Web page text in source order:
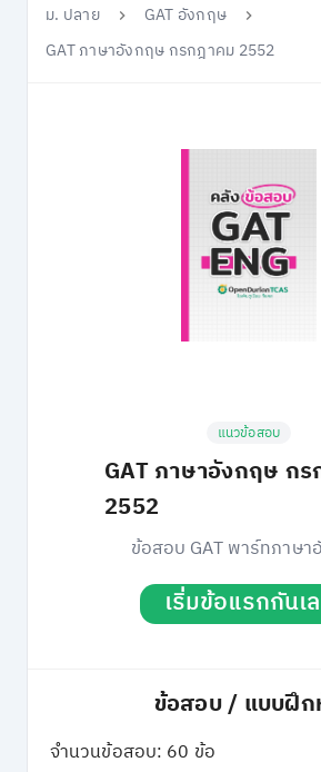
ม. ปลาย
GAT อังกฤษ
GAT ภาษาอังกฤษ กรกฎาคม 2552
แนวข้อสอบ
GAT ภาษาอังกฤษ ก
2552
ข้อสอบ GAT พาร์ทภาษ
เริ่มข้อแรกกันเ
ข้อสอบ / แบบฝึ
จำนวนข้อสอบ: 60 ข้อ